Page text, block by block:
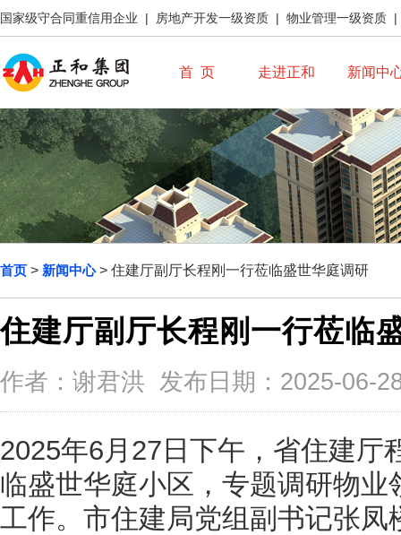
国家级守合同重信用企业 | 房地产开发一级资质 | 物业管理一级资质 |
首 页 走进正和 新闻中
首页 > 新闻中心> 住建厅副厅长程刚一行莅临盛世华庭调研
住建厅副厅长程刚一行莅临
作者：谢君洪 发布日期：2025-06-
2025年6月27日下午，省住建厅
临盛世华庭小区，专题调研物
工作。市住建局党组副书记张凤